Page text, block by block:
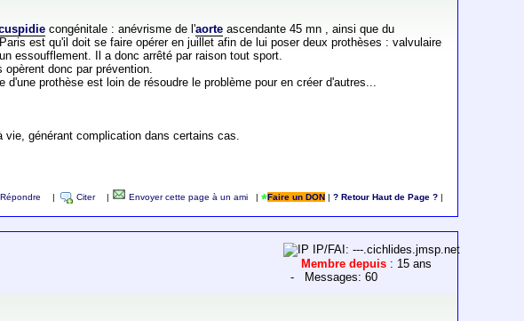
congénitale : anévrisme de l'aorte ascendante 45 mn , ainsi que du
est qu'il doit se faire opérer en juillet afin de lui poser deux prothèses : valvulaire
essoufflement. Il a donc arrêté par raison tout sport.
donc par prévention.
prothèse est loin de résoudre le problème pour en créer d'autres...
vie, générant complication dans certains cas.
Répondre Citer Envoyer cette page à un ami| Faire un DON ? Retour Haut de Page ?|
IP/FAI: ---.cichlides.jmsp.net
Membre depuis : 15 ans
- Messages: 60